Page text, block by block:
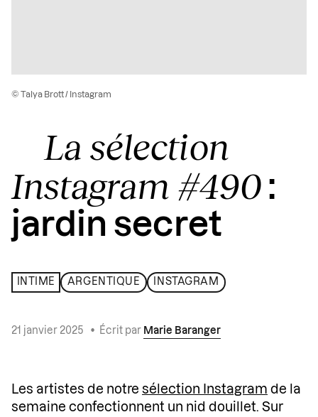
La sélection
Instagram #490 :
jardin secret
INTIME ARGENTIQUE INSTAGRAM
21 janvier 2025 • Écrit par Marie Baranger
© Talya Brott / Instagram
Les artistes de notre sélection Instagram de la
semaine confectionnent un nid douillet. Sur